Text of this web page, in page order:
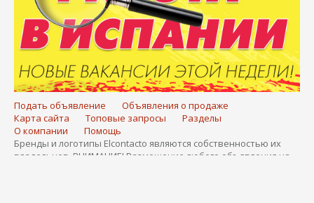
Подать объявление
Объявления о продаже
Карта сайта
Топовые запросы
Разделы
О компании
Помощь
Бренды и логотипы Elcontacto являются собственностью их
владельцев. ВНИМАНИЕ! Размещение любого объявления на